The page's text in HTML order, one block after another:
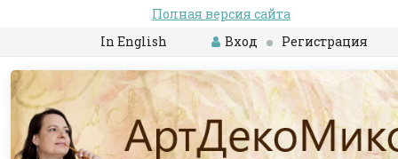
Полная версия сайта
In English
Вход Регистрация